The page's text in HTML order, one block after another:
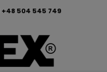
+48 504 545 749